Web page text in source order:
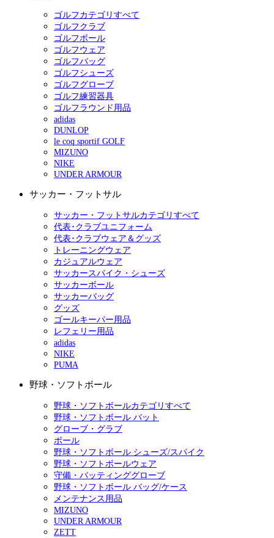
ゴルフカテゴリすべて
ゴルフクラブ
ゴルフボール
ゴルフウェア
ゴルフバッグ
ゴルフシューズ
ゴルフグローブ
ゴルフ練習器具
ゴルフラウンド用品
adidas
DUNLOP
le coq sportif GOLF
MIZUNO
NIKE
UNDER ARMOUR
サッカー・フットサル
サッカー・フットサルカテゴリすべて
代表･クラブユニフォーム
代表･クラブウェア＆グッズ
トレーニングウェア
カジュアルウェア
サッカースパイク・シューズ
サッカーボール
サッカーバッグ
グッズ
ゴールキーパー用品
レフェリー用品
adidas
NIKE
PUMA
野球・ソフトボール
野球・ソフトボールカテゴリすべて
野球・ソフトボール バット
グローブ・グラブ
ボール
野球・ソフトボール シューズ/スパイク
野球・ソフトボールウェア
守備・バッティンググローブ
野球・ソフトボール バッグ/ケース
メンテナンス用品
MIZUNO
UNDER ARMOUR
ZETT